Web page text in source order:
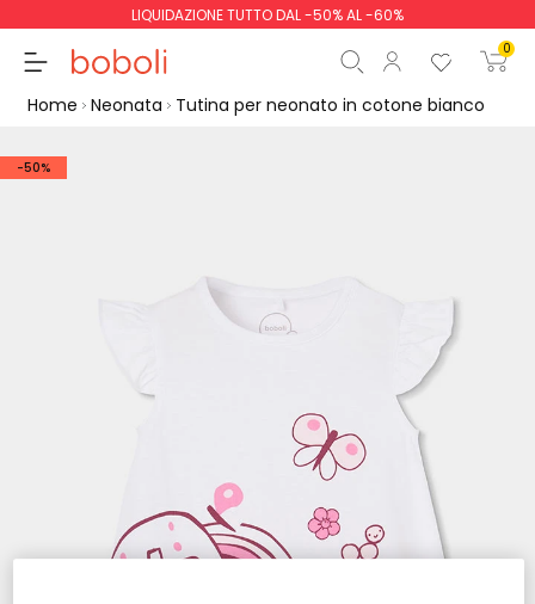
LIQUIDAZIONE TUTTO DAL -50% AL -60%
0
Inizio ordine
Home Neonata Tutina per neonato in cotone bianco
-50%